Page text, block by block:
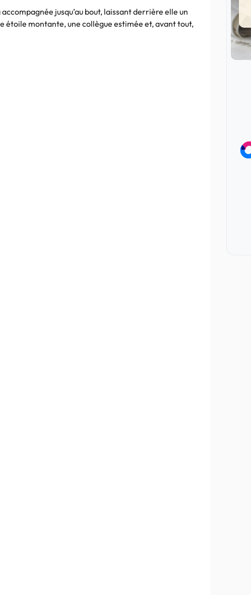
jusqu’au bout, laissant derrière elle un
étoile montante, une collègue estimée et, avant tout,